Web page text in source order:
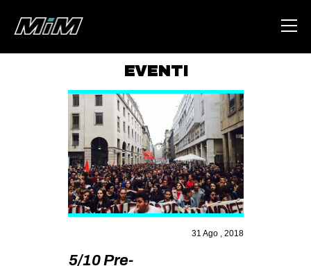
ABOUT
AREA
DEGENERAZIONE
GAZA FREESTYLE
CSOA LAMBRETTA
EVENTI
31 Ago , 2018
5/10 Pre-